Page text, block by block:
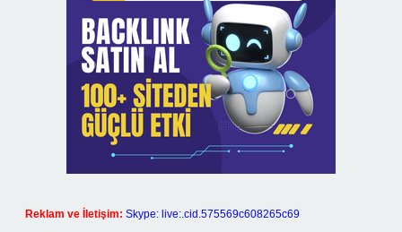
Reklam ve İletişim: Skype: live:.cid.575569c608265c69